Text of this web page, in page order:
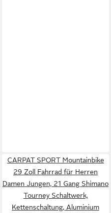
CARPAT SPORT Mountainbike
29 Zoll Fahrrad für Herren
Damen Jungen, 21 Gang Shimano
Tourney Schaltwerk,
Kettenschaltung, Aluminium